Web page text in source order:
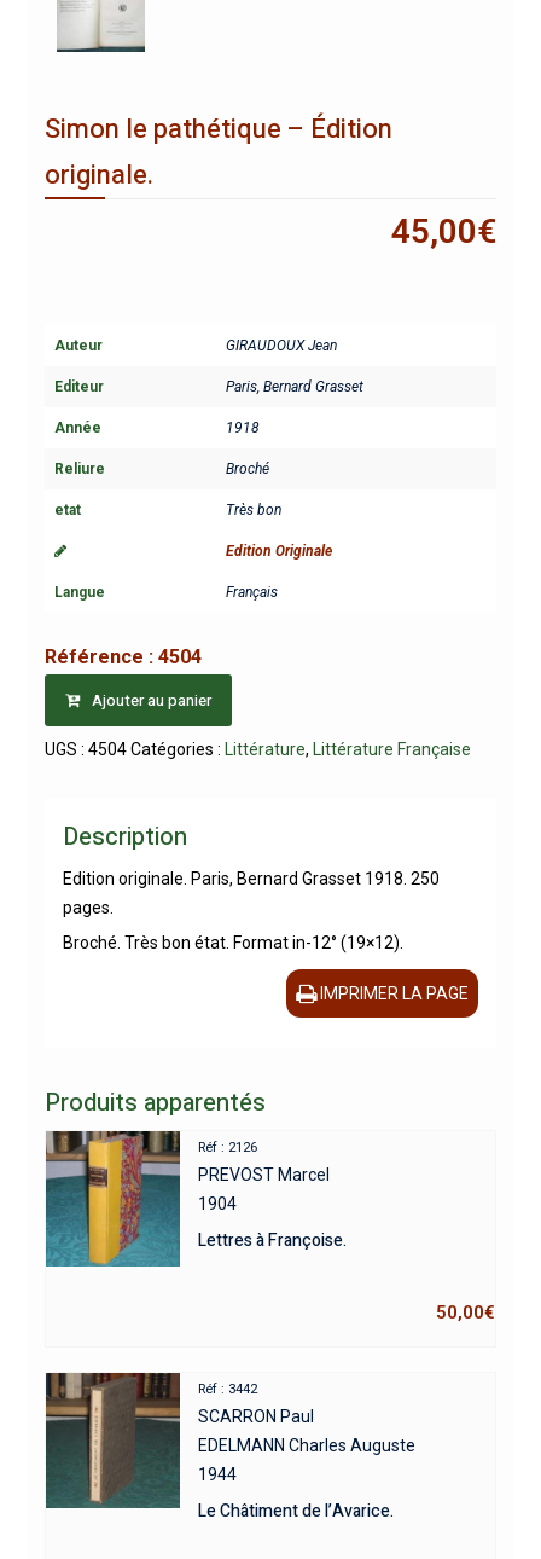
Simon le pathétique – Édition
originale.
45,00€
Auteur GIRAUDOUX Jean
Editeur Paris, Bernard Grasset
Année 1918
Reliure Broché
etat Très bon
Edition Originale
Langue Français
Référence : 4504
Ajouter au panier
UGS : 4504 Catégories : Littérature, Littérature Française
Description
Edition originale. Paris, Bernard Grasset 1918. 250
pages.
Broché. Très bon état. Format in-12° (19×12).
IMPRIMER LA PAGE
Produits apparentés
Réf : 2126
PREVOST Marcel
1904
Lettres à Françoise.
50,00€
Réf : 3442
SCARRON Paul
EDELMANN Charles Auguste
1944
Le Châtiment de l’Avarice.